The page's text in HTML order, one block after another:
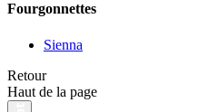
Fourgonnettes
Sienna
Retour
Haut de la page